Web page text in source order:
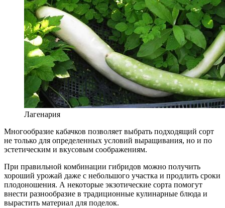
Лагенария
Многообразие кабачков позволяет выбрать подходящий сорт
не только для определенных условий выращивания, но и по
эстетическим и вкусовым соображениям.
При правильной комбинации гибридов можно получить
хороший урожай даже с небольшого участка и продлить сроки
плодоношения. А некоторые экзотические сорта помогут
внести разнообразие в традиционные кулинарные блюда и
вырастить материал для поделок.